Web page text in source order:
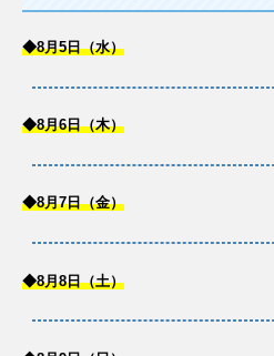
◆8月5日（水）
◆8月6日（木）
◆8月7日（金）
◆8月8日（土）